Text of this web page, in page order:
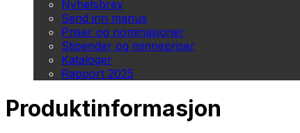
Nyhetsbrev
Send inn manus
Priser og nominasjoner
Stipender og minnepriser
Kataloger
Rapport 2025
Produktinformasjon